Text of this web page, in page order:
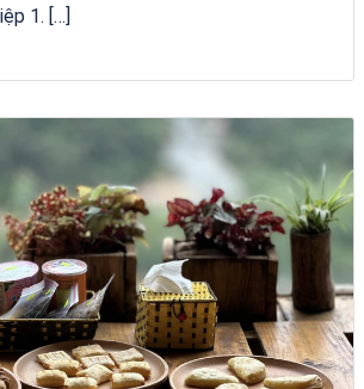
1. […]